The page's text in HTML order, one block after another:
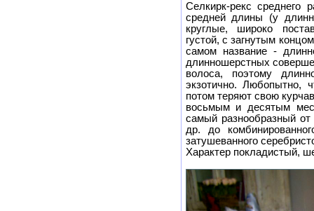
Селкирк-рекс среднего
средней длины (у
круглые, широко
густой, с загнутым
самом название -
длинношерстных
волоса, поэтому
экзотично. Любопытно,
потом теряют свою
восьмым и десятым
самый разнообразный от
др. до
затушеванного
Характер покладистый,